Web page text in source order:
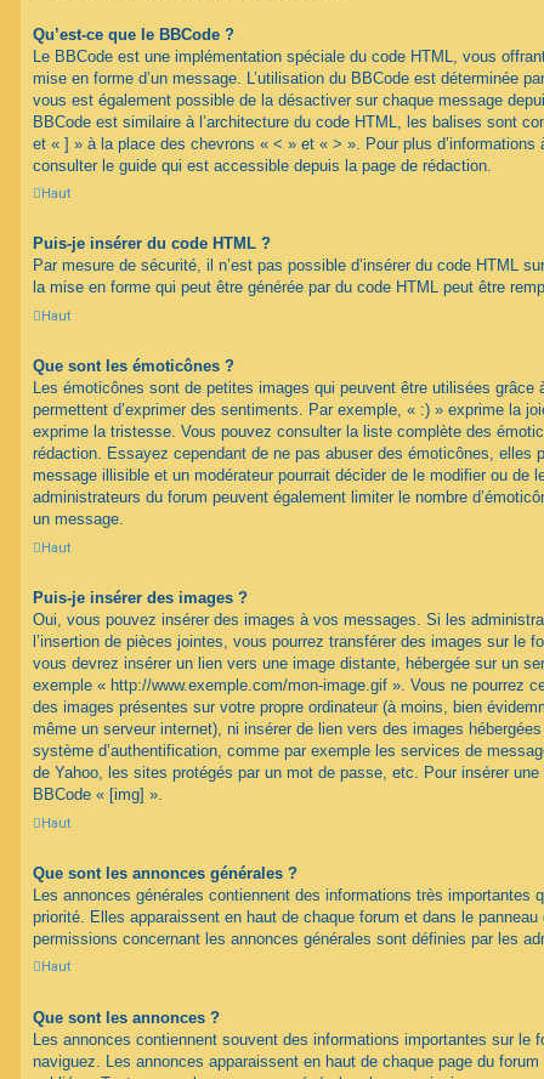
Qu’est-ce que le BBCode ?
Le BBCode est une implémentation spéciale du code HTML, vous
mise en forme d’un message. L’utilisation du BBCode est déterminée
vous est également possible de la désactiver sur chaque message
BBCode est similaire à l’architecture du code HTML, les balises sont
et « ] » à la place des chevrons « < » et « > ». Pour plus d’informations
consulter le guide qui est accessible depuis la page de rédaction.
Haut
Puis-je insérer du code HTML ?
Par mesure de sécurité, il n’est pas possible d’insérer du code HTML
la mise en forme qui peut être générée par du code HTML peut être
Haut
Que sont les émoticônes ?
Les émoticônes sont de petites images qui peuvent être utilisées grâce
permettent d’exprimer des sentiments. Par exemple, « :) » exprime la
exprime la tristesse. Vous pouvez consulter la liste complète des
rédaction. Essayez cependant de ne pas abuser des émoticônes, elles
message illisible et un modérateur pourrait décider de le modifier ou de
administrateurs du forum peuvent également limiter le nombre
un message.
Haut
Puis-je insérer des images ?
Oui, vous pouvez insérer des images à vos messages. Si les
l’insertion de pièces jointes, vous pourrez transférer des images sur le
vous devrez insérer un lien vers une image distante, hébergée sur un
exemple « http://www.exemple.com/mon-image.gif ». Vous ne pourrez
des images présentes sur votre propre ordinateur (à moins, bien
même un serveur internet), ni insérer de lien vers des images
système d’authentification, comme par exemple les services de
de Yahoo, les sites protégés par un mot de passe, etc. Pour insérer
BBCode « [img] ».
Haut
Que sont les annonces générales ?
Les annonces générales contiennent des informations très importantes
priorité. Elles apparaissent en haut de chaque forum et dans le panneau
permissions concernant les annonces générales sont définies par les
Haut
Que sont les annonces ?
Les annonces contiennent souvent des informations importantes sur le
naviguez. Les annonces apparaissent en haut de chaque page du